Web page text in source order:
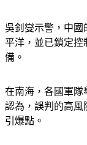
吳釗燮示警，中
平洋，並已鎖定控
備。
在南海，各國軍隊
認為，誤判的高風
引爆點。